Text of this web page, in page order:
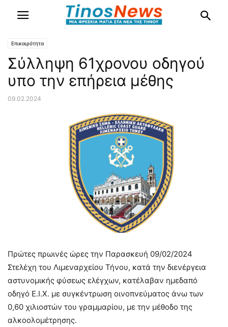
Επικαιρότητα
Σύλληψη 61χρονου οδηγού
υπο την επήρεια μέθης
09.02.2024
Πρώτες πρωινές ώρες την Παρασκευή 09/02/2024
Στελέχη του Λιμεναρχείου Τήνου, κατά την διενέργεια
αστυνομικής φύσεως ελέγχων, κατέλαβαν ημεδαπό
οδηγό Ε.Ι.Χ. με συγκέντρωση οινοπνεύματος άνω των
0,60 χιλιοστών του γραμμαρίου, με την μέθοδο της
αλκοολομέτρησης.